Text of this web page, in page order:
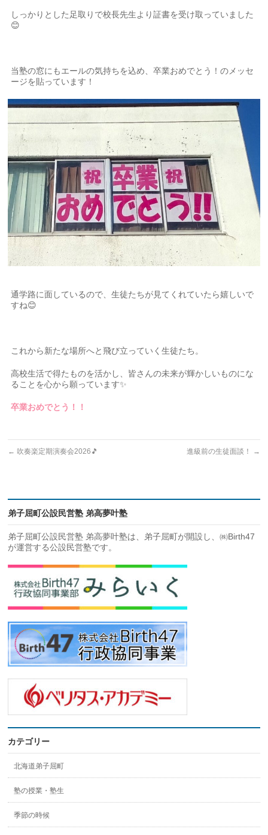
しっかりとした足取りで校長先生より証書を受け取っていました
😊
当塾の窓にもエールの気持ちを込め、卒業おめでとう！のメッセ
ージを貼っています！
通学路に面しているので、生徒たちが見てくれていたら嬉しいで
すね😊
これから新たな場所へと飛び立っていく生徒たち。
高校生活で得たものを活かし、皆さんの未来が輝かしいものにな
ることを心から願っています✨
卒業おめでとう！！
← 吹奏楽定期演奏会2026🎵 進級前の生徒面談！ →
弟子屈町公設民営塾 弟高夢叶塾
弟子屈町公設民営塾 弟高夢叶塾は、弟子屈町が開設し、㈱Birth47
が運営する公設民営塾です。
カテゴリー
北海道弟子屈町
塾の授業・塾生
季節の時候